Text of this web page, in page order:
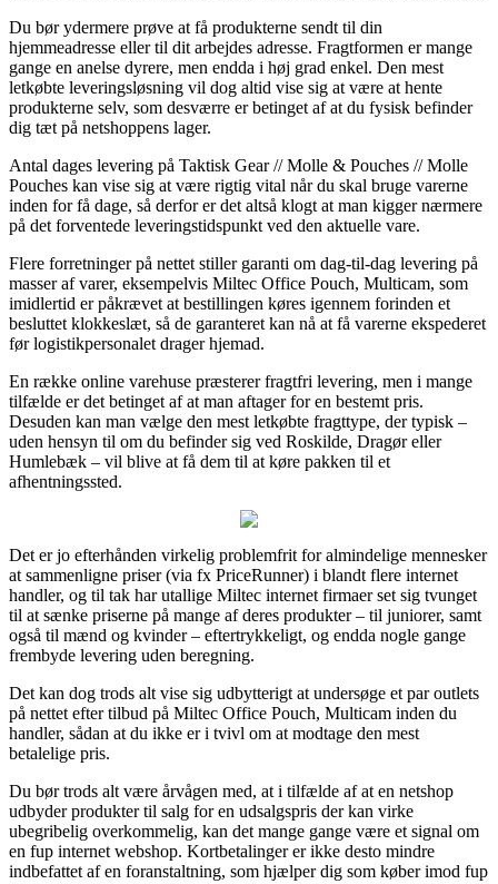
Du bør ydermere prøve at få produkterne sendt til din
hjemmeadresse eller til dit arbejdes adresse. Fragtformen er mange
gange en anelse dyrere, men endda i høj grad enkel. Den mest
letkøbte leveringsløsning vil dog altid vise sig at være at hente
produkterne selv, som desværre er betinget af at du fysisk befinder
dig tæt på netshoppens lager.
Antal dages levering på Taktisk Gear // Molle & Pouches // Molle
Pouches kan vise sig at være rigtig vital når du skal bruge varerne
inden for få dage, så derfor er det altså klogt at man kigger nærmere
på det forventede leveringstidspunkt ved den aktuelle vare.
Flere forretninger på nettet stiller garanti om dag-til-dag levering på
masser af varer, eksempelvis Miltec Office Pouch, Multicam, som
imidlertid er påkrævet at bestillingen køres igennem forinden et
besluttet klokkeslæt, så de garanteret kan nå at få varerne ekspederet
før logistikpersonalet drager hjemad.
En række online varehuse præsterer fragtfri levering, men i mange
tilfælde er det betinget af at man aftager for en bestemt pris.
Desuden kan man vælge den mest letkøbte fragttype, der typisk –
uden hensyn til om du befinder sig ved Roskilde, Dragør eller
Humlebæk – vil blive at få dem til at køre pakken til et
afhentningssted.
Det er jo efterhånden virkelig problemfrit for almindelige mennesker
at sammenligne priser (via fx PriceRunner) i blandt flere internet
handler, og til tak har utallige Miltec internet firmaer set sig tvunget
til at sænke priserne på mange af deres produkter – til juniorer, samt
også til mænd og kvinder – eftertrykkeligt, og endda nogle gange
frembyde levering uden beregning.
Det kan dog trods alt vise sig udbytterigt at undersøge et par outlets
på nettet efter tilbud på Miltec Office Pouch, Multicam inden du
handler, sådan at du ikke er i tvivl om at modtage den mest
betalelige pris.
Du bør trods alt være årvågen med, at i tilfælde af at en netshop
udbyder produkter til salg for en udsalgspris der kan virke
ubegribelig overkommelig, kan det mange gange være et signal om
en fup internet webshop. Kortbetalinger er ikke desto mindre
indbefattet af en foranstaltning, som hjælper dig som køber imod fup